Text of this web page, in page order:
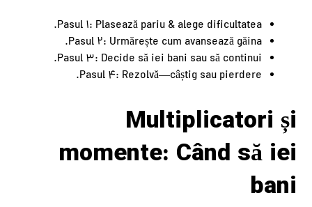
Pasul 1: Plasează pariu & alege dificultatea.
Pasul 2: Urmărește cum avansează găina.
Pasul 3: Decide să iei bani sau să continui.
Pasul 4: Rezolvă—câștig sau pierdere.
Multiplicatori și
momente: Când să iei
bani